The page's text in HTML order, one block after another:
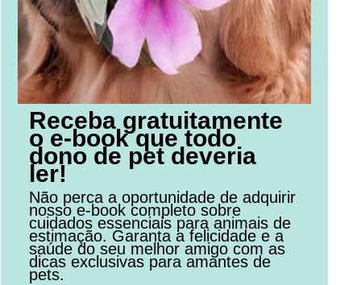
Receba gratuitamente
o e-book que todo
dono de pet deveria
ler!
Não perca a oportunidade de adquirir
nosso e-book completo sobre
cuidados essenciais para animais de
estimação. Garanta a felicidade e a
saúde do seu melhor amigo com as
dicas exclusivas para amantes de
pets.